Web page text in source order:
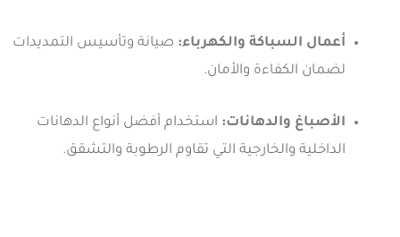
أعمال السباكة والكهرباء: صيانة وتأسيس التمديدات
لضمان الكفاءة والأمان.
الأصباغ والدهانات: استخدام أفضل أنواع الدهانات
الداخلية والخارجية التي تقاوم الرطوبة والتشقق.